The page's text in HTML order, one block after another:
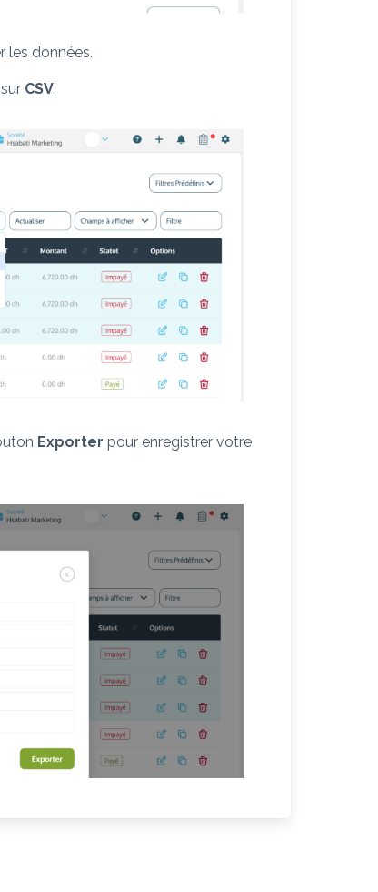
les données.
CSV.
Exporter pour enregistrer votre